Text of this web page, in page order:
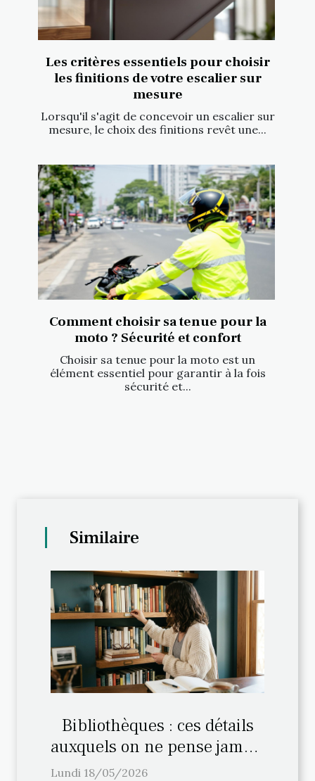
Les critères essentiels pour choisir
les finitions de votre escalier sur
mesure
Lorsqu'il s'agit de concevoir un escalier sur
mesure, le choix des finitions revêt une...
Comment choisir sa tenue pour la
moto ? Sécurité et confort
Choisir sa tenue pour la moto est un
élément essentiel pour garantir à la fois
sécurité et...
Similaire
Bibliothèques : ces détails
auxquels on ne pense jamais
lors de l’aménagement
Lundi 18/05/2026